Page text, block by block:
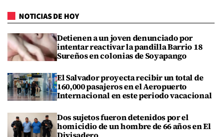
NOTICIAS DE HOY
Detienen a un joven denunciado por
intentar reactivar la pandilla Barrio 18
Sureños en colonias de Soyapango
El Salvador proyecta recibir un total de
160,000 pasajeros en el Aeropuerto
Internacional en este periodo vacacional
Dos sujetos fueron detenidos por el
homicidio de un hombre de 66 años en El